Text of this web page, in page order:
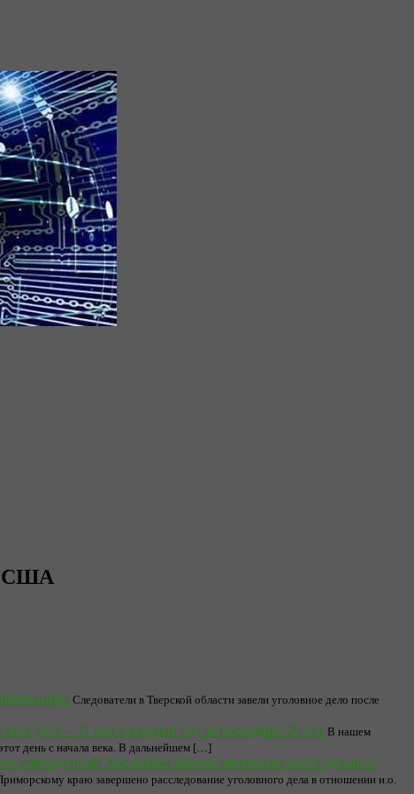
США
школьницы Следователи в Тверской области завели уголовное дело после
день – 31 мая в каждый год за последние 20 лет В нашем
день с начала века. В дальнейшем […]
В Хасанском районе завершено расследование
краю завершено расследование уголовного дела в отношении и.о.